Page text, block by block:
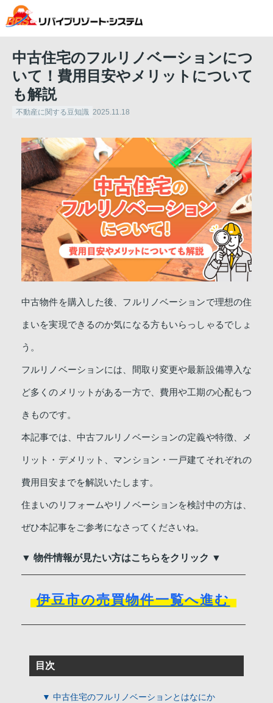
中古住宅のフルリノベーションにつ
いて！費用目安やメリットについて
も解説
不動産に関する豆知識 2025.11.18
中古物件を購入した後、フルリノベーションで理想の住
まいを実現できるのか気になる方もいらっしゃるでしょ
う。
フルリノベーションには、間取り変更や最新設備導入な
ど多くのメリットがある一方で、費用や工期の心配もつ
きものです。
本記事では、中古フルリノベーションの定義や特徴、メ
リット・デメリット、マンション・一戸建てそれぞれの
費用目安までを解説いたします。
住まいのリフォームやリノベーションを検討中の方は、
ぜひ本記事をご参考になさってくださいね。
▼ 物件情報が見たい方はこちらをクリック ▼
伊豆市の売買物件一覧へ進む
目次
▼ 中古住宅のフルリノベーションとはなにか